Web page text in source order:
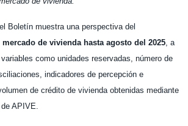
Boletín muestra una perspectiva del
de vivienda hasta agosto del 2025 , a
como unidades reservadas, número de
indicadores de percepción e
de crédito de vivienda obtenidas mediante
APIVE.